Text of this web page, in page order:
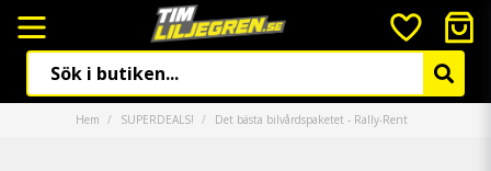
Hem SUPERDEALS! Det bästa bilvårdspaketet - Rally-Rent